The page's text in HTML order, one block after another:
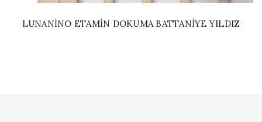
LUNANINO ETAMIN DOKUMA BATTANIYE YILDIZ